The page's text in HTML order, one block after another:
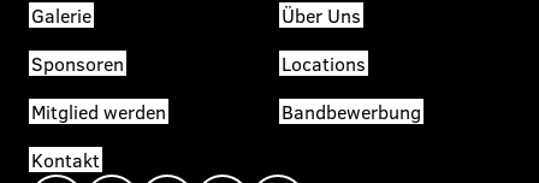
Galerie
Über Uns
Sponsoren
Locations
Mitglied werden
Bandbewerbung
Kontakt